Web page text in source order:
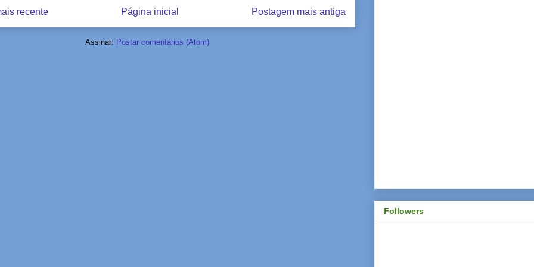
recente Postagem mais antiga
Página inicial
Assinar: Postar comentários (Atom)
Followers